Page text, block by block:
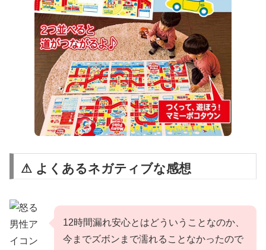
⚠ よくあるネガティブな感想
12時間漏れ安心とはどういうことなのか、
今までズボンまで濡れることなかったので